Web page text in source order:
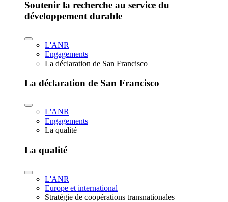
Soutenir la recherche au service du
développement durable
L'ANR
Engagements
La déclaration de San Francisco
La déclaration de San Francisco
L'ANR
Engagements
La qualité
La qualité
L'ANR
Europe et international
Stratégie de coopérations transnationales